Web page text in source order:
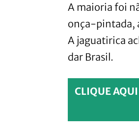
A maioria foi
onça-pintada,
A jaguatirica
dar Brasil.
CLIQUE